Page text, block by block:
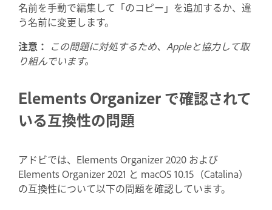
名前を手動で編集して「のコピー」を追加するか、違
う名前に変更します。
注意： この問題に対処するため、Appleと協力して取
り組んでいます。
Elements Organizer で確認されて
いる互換性の問題
アドビでは、Elements Organizer 2020 および
Elements Organizer 2021 と macOS 10.15（Catalina）
の互換性について以下の問題を確認しています。